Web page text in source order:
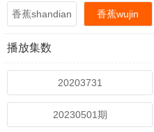
香蕉shandian 香蕉wujin
播放集数
20203731
20230501期